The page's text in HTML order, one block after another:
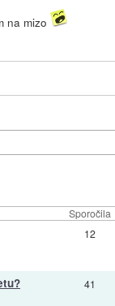
na mizo
Sporočila
12
41